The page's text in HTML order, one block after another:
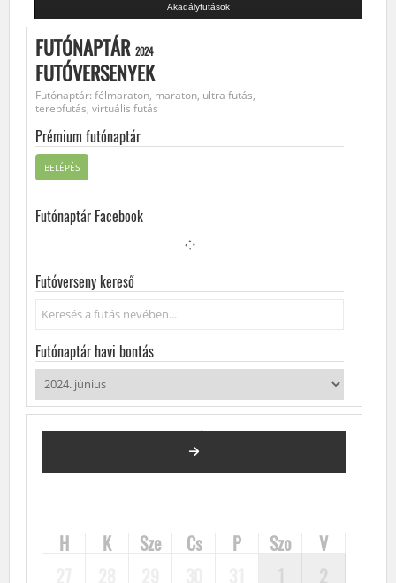
Akadályfutások
FUTÓNAPTÁR 2024
FUTÓVERSENYEK
Futónaptár: félmaraton, maraton, ultra futás,
terepfutás, virtuális futás
Prémium futónaptár
BELÉPÉS
Futónaptár Facebook
Futóverseny kereső
Keresés...
Futónaptár havi bontás
H K Sze Cs P Szo
V